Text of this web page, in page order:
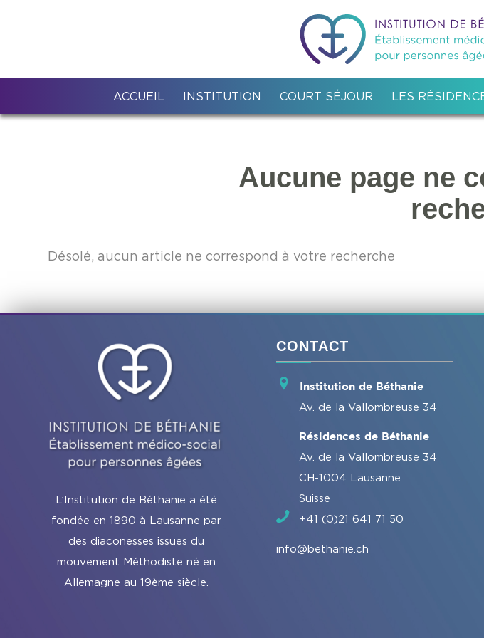
ACCUEIL INSTITUTION COURT SÉJOUR LES
Aucune page ne
Désolé, aucun article ne correspond à votre recherche
L’Institution de Béthanie a été
fondée en 1890 à Lausanne par
des diaconesses issues du
mouvement Méthodiste né en
Allemagne au 19ème siècle.
CONTACT
Institution de Béthanie
Av. de la Vallombreuse 34
Résidences de Béthanie
Av. de la Vallombreuse 34
CH-1004 Lausanne
Suisse
+41 (0)21 641 71 50
info@bethanie.ch